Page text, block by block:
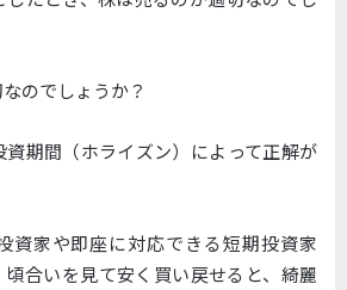
のでしょうか？
資期間（ホライズン）によって正解が
資家や即座に対応できる短期投資家
頃合いを見て安く買い戻せると、綺麗